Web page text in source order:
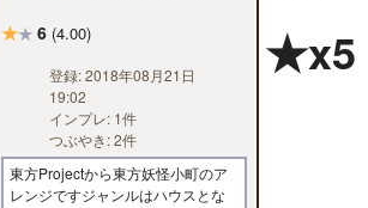
★★ 6 (4.00)
登録: 2018年08月21日
19:02
インプレ: 1件
つぶやき: 2件
東方Projectから東方妖怪小町のア
レンジですジャンルはハウスとな
★x5